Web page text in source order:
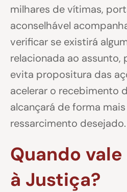
milhares de vítimas,
aconselhável
verificar se existirá
relacionada ao
evita propositura das
acelerar o recebimento
alcançará de forma
ressarcimento desejado.
Quando
à Justiça?